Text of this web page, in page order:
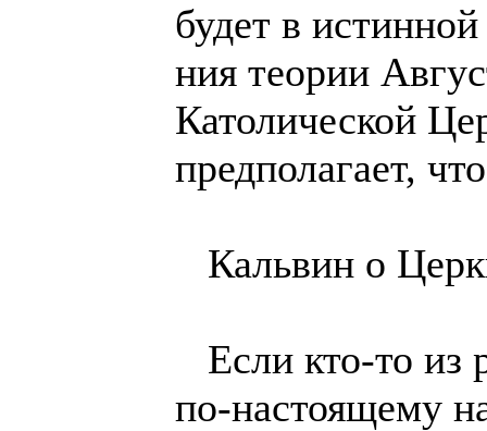
будет в
ния теории
Католической
предполагает,
Кальвин о
Если кто-то из
по-настоящему